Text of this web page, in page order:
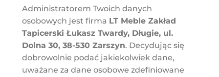
Administratorem Twoich danych
osobowych jest firma LT Meble Zakład
Tapicerski Łukasz Twardy, Długie, ul.
Dolna 30, 38-530 Zarszyn. Decydując się
dobrowolnie podać jakiekolwiek dane,
uważane za dane osobowe zdefiniowane